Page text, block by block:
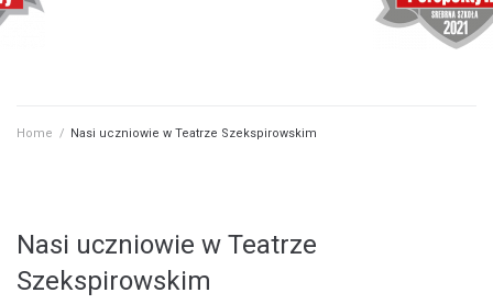
Home / Nasi uczniowie w Teatrze Szekspirowskim
Nasi uczniowie w Teatrze
Szekspirowskim